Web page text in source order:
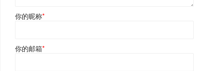
你的昵称*
你的邮箱*